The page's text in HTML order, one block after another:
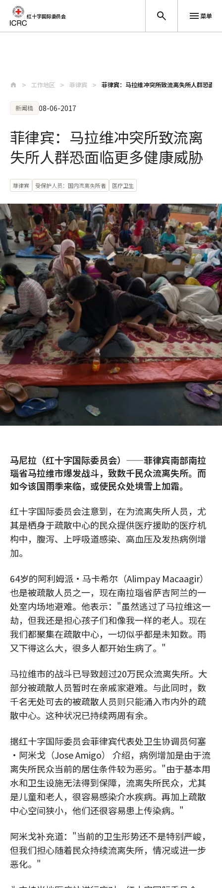
红十字国际委员会 菜单
工作地区 菲律宾 菲律宾：马拉维冲突所致流离失所人群恐面
新闻稿 08-06-2017
菲律宾：马拉维冲突所致流离
失所人群恐面临更多健康威胁
菲律宾 受保护人员：国内流离失所者 医疗卫生
马尼拉（红十字国际委员会）——菲律宾南部南拉
瑙省马拉维市爆发战斗，致数千民众流离失所。而
如今该国雨季来临，或使民众处境雪上加霜。
红十字国际委员会注意到，在为流离失所人员，尤
其是栖身于疏散中心的民众提供医疗援助的医疗机
构中，腹泻、上呼吸道感染、高血压及发热病例增
加。
64岁的阿利姆派·马卡希尔（Alimpay Macaagir）
也是被疏散人员之一，现在南拉瑙省萨吉阿兰的一
处室内场地避难。他表示："虽然逃过了马拉维这一
劫，但我还是担心孩子们和像我一样的老人。现在
我们都聚集在疏散中心，一切似乎都是未知数。雨
又下得这么大，很多人都开始生病了。"
马拉维市的战斗已导致超过20万民众流离失所。大
部分被疏散人员暂时在亲戚家避难。与此同时，数
千名无处可去的被疏散人员则只能涌入市内外的疏
散中心。这种状况已持续两周有余。
据红十字国际委员会菲律宾代表处卫生协调员何塞
·阿米戈（Jose Amigo） 介绍，病例增加是由于流
离失所民众当前的居住条件较为恶劣。"由于基本用
水和卫生设施无法得到保障，流离失所民众，尤其
是儿童和老人，很容易感染介水疾病。再加上疏散
中心空间狭小，他们还很容易患上传染病。"
阿米戈补充道："当前的卫生形势还不是特别严峻，
但我们担心随着民众持续流离失所，情况或进一步
恶化。"